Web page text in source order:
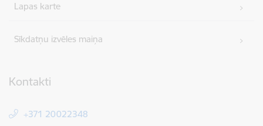
Lapas karte
Sīkdatņu izvēles maiņa
Kontakti
+371 20022348